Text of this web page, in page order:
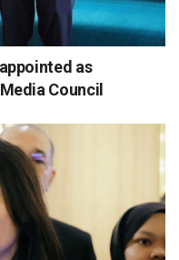
as
Council